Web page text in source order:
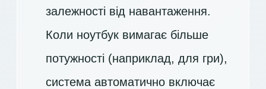
залежності від навантаження.
Коли ноутбук вимагає більше
потужності (наприклад, для гри),
система автоматично включає